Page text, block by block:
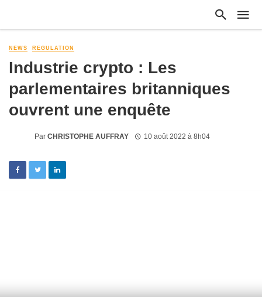
NEWS REGULATION
Industrie crypto : Les
parlementaires britanniques
ouvrent une enquête
Par CHRISTOPHE AUFFRAY 10 août 2022 à 8h04